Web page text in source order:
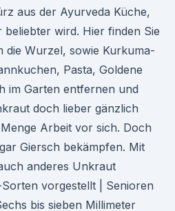
aus der Ayurveda Küche,
beliebter wird. Hier finden Sie
die Wurzel, sowie Kurkuma-
Pasta, Goldene
im Garten entfernen und
doch lieber gänzlich
Arbeit vor sich. Doch
Giersch bekämpfen. Mit
anderes Unkraut
vorgestellt | Senioren
bis sieben Millimeter